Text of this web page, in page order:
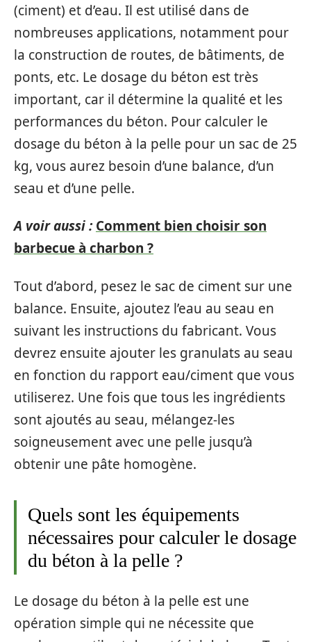
(ciment) et d’eau. Il est utilisé dans de
nombreuses applications, notamment pour
la construction de routes, de bâtiments, de
ponts, etc. Le dosage du béton est très
important, car il détermine la qualité et les
performances du béton. Pour calculer le
dosage du béton à la pelle pour un sac de 25
kg, vous aurez besoin d’une balance, d’un
seau et d’une pelle.
A voir aussi : Comment bien choisir son
barbecue à charbon ?
Tout d’abord, pesez le sac de ciment sur une
balance. Ensuite, ajoutez l’eau au seau en
suivant les instructions du fabricant. Vous
devrez ensuite ajouter les granulats au seau
en fonction du rapport eau/ciment que vous
utiliserez. Une fois que tous les ingrédients
sont ajoutés au seau, mélangez-les
soigneusement avec une pelle jusqu’à
obtenir une pâte homogène.
Quels sont les équipements
nécessaires pour calculer le dosage
du béton à la pelle ?
Le dosage du béton à la pelle est une
opération simple qui ne nécessite que